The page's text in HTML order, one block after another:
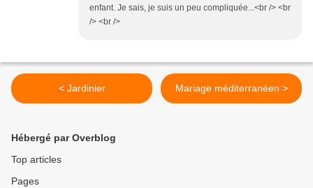
enfant. Je sais, je suis un peu compliquée...<br /> <br
/> <br />
< Jardinier Mariage méditerranéen >
Hébergé par Overblog
Top articles
Pages